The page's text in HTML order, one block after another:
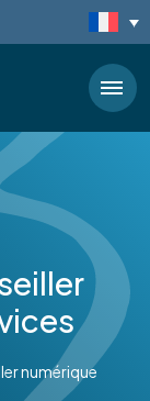
numérique